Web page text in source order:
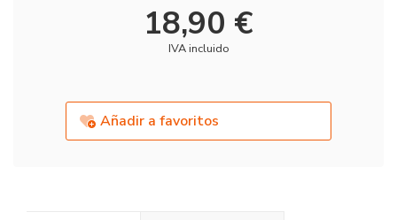
18,90 €
IVA incluido
Añadir a favoritos